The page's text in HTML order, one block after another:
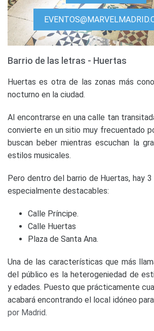
Barrio de las letras - Huertas
Huertas es otra de las zonas más
nocturno en la ciudad.
Al encontrarse en una calle tan
convierte en un sitio muy frecuentado
buscan beber mientras escuchan la
estilos musicales.
Pero dentro del barrio de Huertas, hay 3
especialmente destacables:
Calle Príncipe.
Calle Huertas
Plaza de Santa Ana.
Una de las características que más
del público es la heterogeniedad de
y edades. Puesto que prácticamente
acabará encontrando el local idóneo para
por Madrid.